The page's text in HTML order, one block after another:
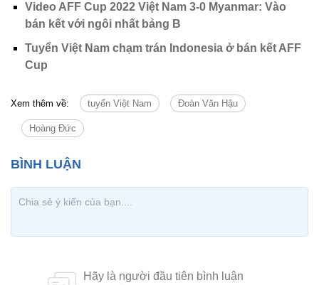
Video AFF Cup 2022 Việt Nam 3-0 Myanmar: Vào
bán kết với ngôi nhất bảng B
Tuyển Việt Nam chạm trán Indonesia ở bán kết AFF
Cup
Xem thêm về: tuyển Việt Nam Đoàn Văn Hậu
Hoàng Đức